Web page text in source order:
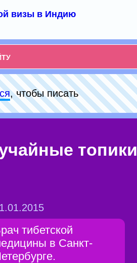
визы в Индию
, чтобы писать
топики
тибетской
в Санкт-